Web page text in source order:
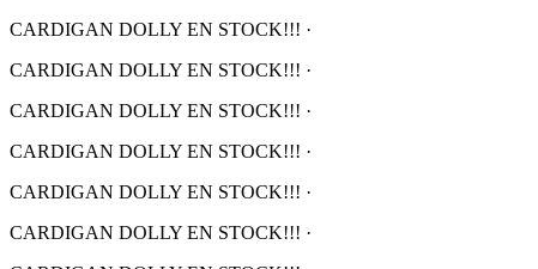
CARDIGAN DOLLY EN STOCK!!! ·
CARDIGAN DOLLY EN STOCK!!! ·
CARDIGAN DOLLY EN STOCK!!! ·
CARDIGAN DOLLY EN STOCK!!! ·
CARDIGAN DOLLY EN STOCK!!! ·
CARDIGAN DOLLY EN STOCK!!! ·